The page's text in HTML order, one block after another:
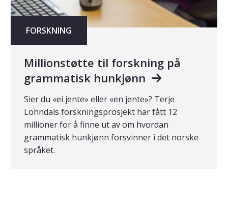
FORSKNING
Millionstøtte til forskning på
grammatisk hunkjønn
Sier du «ei jente» eller «en jente»? Terje
Lohndals forskningsprosjekt har fått 12
millioner for å finne ut av om hvordan
grammatisk hunkjønn forsvinner i det norske
språket.